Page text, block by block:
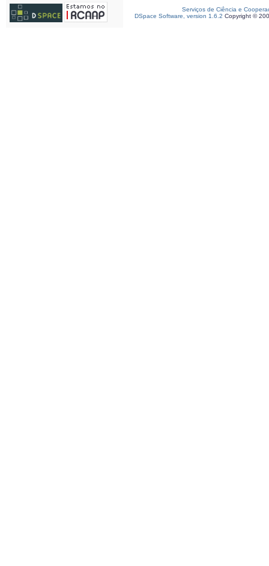
Serviços de Ciência e
DSpace Software, version 1.6.2 Copyright ©